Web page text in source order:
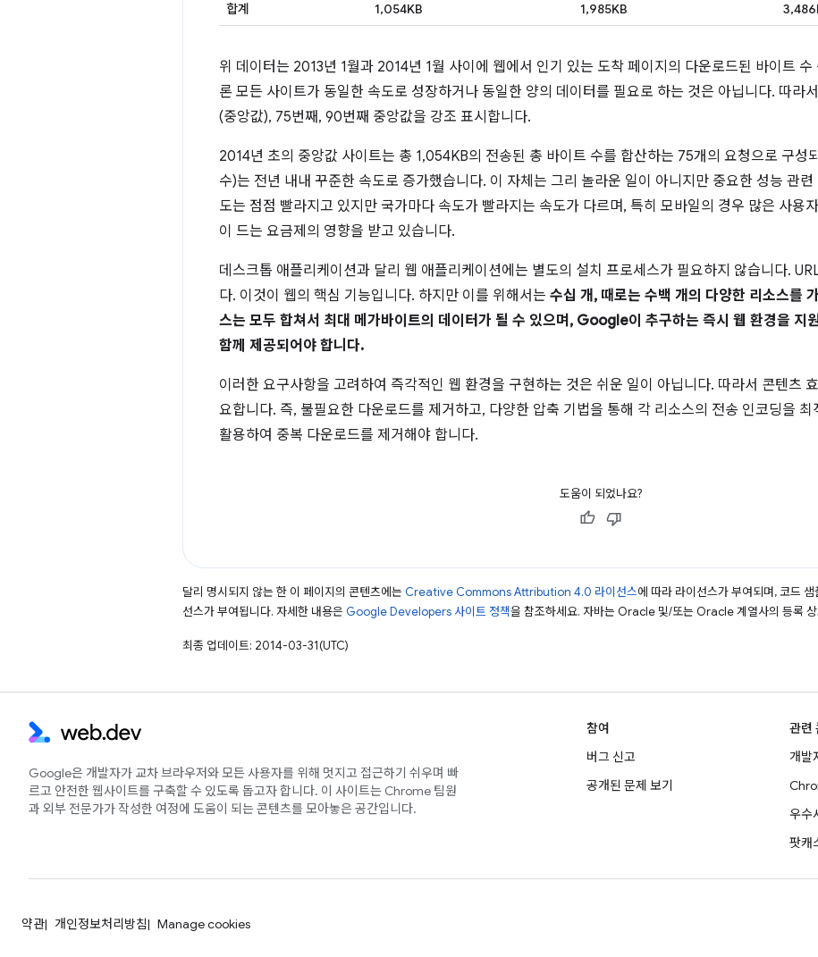
합계
1,054KB 1,985KB
위 데이터는 2013년 1월과 2014년 1월 사이에 웹에서 인기 있는 도착 페이지의 다운로드된 바이트
론 모든 사이트가 동일한 속도로 성장하거나 동일한 양의 데이터를 필요로 하는 것은 아닙니다. 따라
(중앙값), 75번째, 90번째 중앙값을 강조 표시합니다.
2014년 초의 중앙값 사이트는 총 1,054KB의 전송된 총 바이트 수를 합산하는 75개의 요청으로 구성
수)는 전년 내내 꾸준한 속도로 증가했습니다. 이 자체는 그리 놀라운 일이 아니지만 중요한 성능 관
도는 점점 빨라지고 있지만 국가마다 속도가 빨라지는 속도가 다르며, 특히 모바일의 경우 많은 사용
이 드는 요금제의 영향을 받고 있습니다.
데스크톱 애플리케이션과 달리 웹 애플리케이션에는 별도의 설치 프로세스가 필요하지 않습니다.
다. 이것이 웹의 핵심 기능입니다. 하지만 이를 위해서는 수십 개, 때로는 수백 개의 다양한 리소스를
스는 모두 합쳐서 최대 메가바이트의 데이터가 될 수 있으며, Google이 추구하는 즉시 웹 환경을 지
함께 제공되어야 합니다.
이러한 요구사항을 고려하여 즉각적인 웹 환경을 구현하는 것은 쉬운 일이 아닙니다. 따라서 콘텐츠
요합니다. 즉, 불필요한 다운로드를 제거하고, 다양한 압축 기법을 통해 각 리소스의 전송 인코딩을
활용하여 중복 다운로드를 제거해야 합니다.
도움이 되었나요?
달리 명시되지 않는 한 이 페이지의 콘텐츠에는 Creative Commons Attribution 4.0 라이선스에 따라 라이선스가 부여되며, 코드 샘
선스가 부여됩니다. 자세한 내용은 Google Developers 사이트 정책을 참조하세요. 자바는 Oracle 및/또는 Oracle 계열사의 등록
최종 업데이트: 2014-03-31(UTC)
Google은 개발자가 교차 브라우저와 모든 사용자를 위해 멋지고 접근하기 쉬우며 빠
르고 안전한 웹사이트를 구축할 수 있도록 돕고자 합니다. 이 사이트는 Chrome 팀원
과 외부 전문가가 작성한 여정에 도움이 되는 콘텐츠를 모아놓은 공간입니다.
참여
버그 신고
공개된 문제 보기
관련
개발
우수
팟캐
약관 개인정보처리방침 Manage cookies